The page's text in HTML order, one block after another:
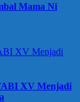
Mama Ni
XV Menjadi